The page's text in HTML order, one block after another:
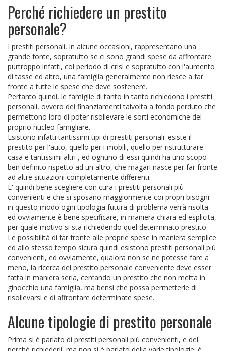
Perché richiedere un prestito
personale?
I prestiti personali, in alcune occasioni, rappresentano una
grande fonte, sopratutto se ci sono grandi spese da affrontare:
purtroppo infatti, col periodo di crisi e sopratutto con l'aumento
di tasse ed altro, una famiglia generalmente non riesce a far
fronte a tutte le spese che deve sostenere.
Pertanto quindi, le famiglie di tanto in tanto richiedono i prestiti
personali, ovvero dei finanziamenti talvolta a fondo perduto che
permettono loro di poter risollevare le sorti economiche del
proprio nucleo famigliare.
Esistono infatti tantissimi tipi di prestiti personali: esiste il
prestito per l'auto, quello per i mobili, quello per ristrutturare
casa e tantissimi altri , ed ognuno di essi quindi ha uno scopo
ben definito rispetto ad un altro, che magari nasce per far fronte
ad altre situazioni completamente differenti.
E' quindi bene scegliere con cura i prestiti personali più
convenienti e che si sposano maggiormente coi propri bisogni:
in questo modo ogni tipologia futura di problema verrà risolta
ed ovviamente è bene specificare, in maniera chiara ed esplicita,
per quale motivo si sta richiedendo quel determinato prestito.
Le possibilità di far fronte alle proprie spese in maniera semplice
ed allo stesso tempo sicura quindi esistono prestiti personali più
convenienti, ed ovviamente, qualora non se ne potesse fare a
meno, la ricerca del prestito personale conveniente deve esser
fatta in maniera seria, cercando un prestito che non metta in
ginocchio una famiglia, ma bensì che possa permetterle di
risollevarsi e di affrontare determinate spese.
Alcune tipologie di prestito personale
Prima si è parlato di prestiti personali più convenienti, e del